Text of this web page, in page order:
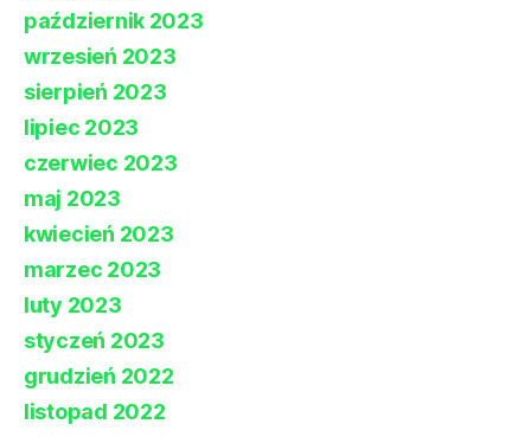
październik 2023
wrzesień 2023
sierpień 2023
lipiec 2023
czerwiec 2023
maj 2023
kwiecień 2023
marzec 2023
luty 2023
styczeń 2023
grudzień 2022
listopad 2022